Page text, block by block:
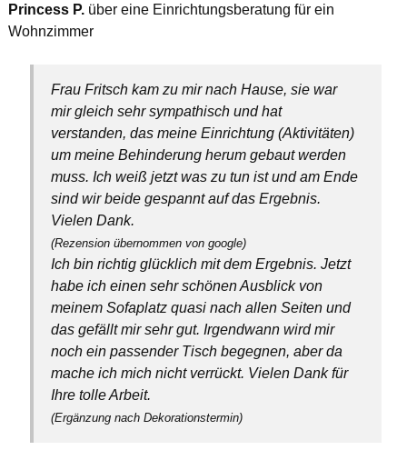
Princess P. über eine Einrichtungsberatung für ein
Wohnzimmer
Frau Fritsch kam zu mir nach Hause, sie war
mir gleich sehr sympathisch und hat
verstanden, das meine Einrichtung (Aktivitäten)
um meine Behinderung herum gebaut werden
muss. Ich weiß jetzt was zu tun ist und am Ende
sind wir beide gespannt auf das Ergebnis.
Vielen Dank.
(Rezension übernommen von google)
Ich bin richtig glücklich mit dem Ergebnis. Jetzt
habe ich einen sehr schönen Ausblick von
meinem Sofaplatz quasi nach allen Seiten und
das gefällt mir sehr gut. Irgendwann wird mir
noch ein passender Tisch begegnen, aber da
mache ich mich nicht verrückt. Vielen Dank für
Ihre tolle Arbeit.
(Ergänzung nach Dekorationstermin)